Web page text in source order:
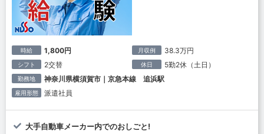
時給 1,800円 月収例 38.3万円
シフト 2交替 休日 5勤2休（土日）
勤務地 神奈川県横須賀市｜京急本線 追浜駅
雇用形態 派遣社員
大手自動車メーカー内でのおしごと!